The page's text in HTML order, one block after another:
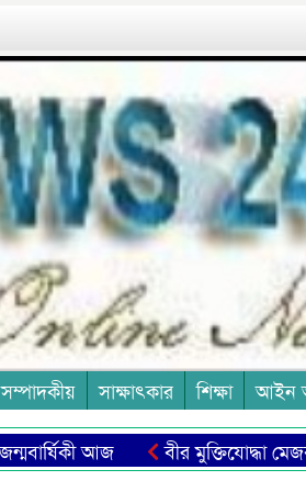
সম্পাদকীয় সাক্ষাৎকার শিক্ষা আইন
আজ বীর মুক্তিযোদ্ধা মেজবাহ